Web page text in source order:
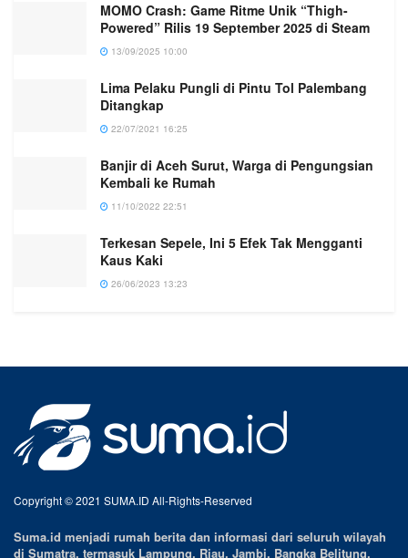
MOMO Crash: Game Ritme Unik “Thigh-
Powered” Rilis 19 September 2025 di Steam
13/09/2025 10:00
Lima Pelaku Pungli di Pintu Tol Palembang
Ditangkap
22/07/2021 16:25
Banjir di Aceh Surut, Warga di Pengungsian
Kembali ke Rumah
11/10/2022 22:51
Terkesan Sepele, Ini 5 Efek Tak Mengganti
Kaus Kaki
26/06/2023 13:23
Copyright © 2021 SUMA.ID All-Rights-Reserved
Suma.id menjadi rumah berita dan informasi dari seluruh wilayah
di Sumatra, termasuk Lampung, Riau, Jambi, Bangka Belitung,